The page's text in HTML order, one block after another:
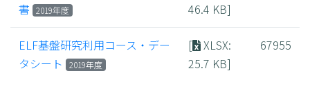
書 2019年度
46.4 KB]
ELF基盤研究利用コース・デー
タシート
2019年度
[ XLSX:
25.7 KB]
67955